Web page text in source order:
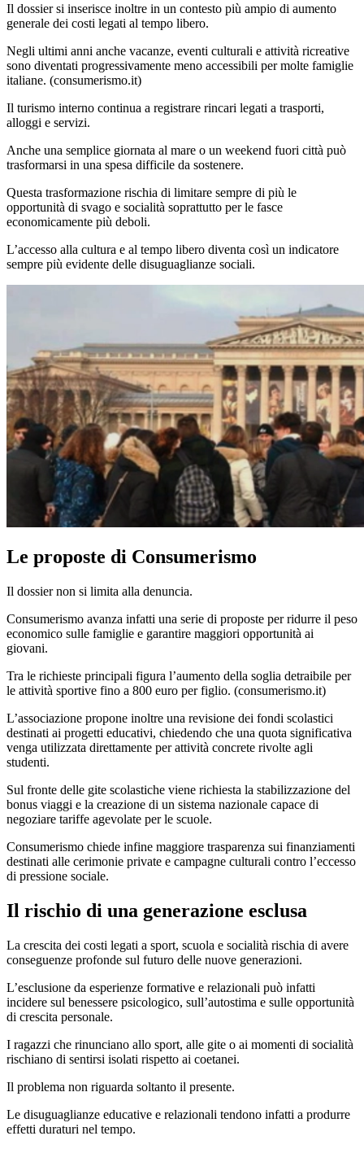
Il dossier si inserisce inoltre in un contesto più ampio di aumento
generale dei costi legati al tempo libero.
Negli ultimi anni anche vacanze, eventi culturali e attività ricreative
sono diventati progressivamente meno accessibili per molte famiglie
italiane. (consumerismo.it)
Il turismo interno continua a registrare rincari legati a trasporti,
alloggi e servizi.
Anche una semplice giornata al mare o un weekend fuori città può
trasformarsi in una spesa difficile da sostenere.
Questa trasformazione rischia di limitare sempre di più le
opportunità di svago e socialità soprattutto per le fasce
economicamente più deboli.
L’accesso alla cultura e al tempo libero diventa così un indicatore
sempre più evidente delle disuguaglianze sociali.
Le proposte di Consumerismo
Il dossier non si limita alla denuncia.
Consumerismo avanza infatti una serie di proposte per ridurre il peso
economico sulle famiglie e garantire maggiori opportunità ai
giovani.
Tra le richieste principali figura l’aumento della soglia detraibile per
le attività sportive fino a 800 euro per figlio. (consumerismo.it)
L’associazione propone inoltre una revisione dei fondi scolastici
destinati ai progetti educativi, chiedendo che una quota significativa
venga utilizzata direttamente per attività concrete rivolte agli
studenti.
Sul fronte delle gite scolastiche viene richiesta la stabilizzazione del
bonus viaggi e la creazione di un sistema nazionale capace di
negoziare tariffe agevolate per le scuole.
Consumerismo chiede infine maggiore trasparenza sui finanziamenti
destinati alle cerimonie private e campagne culturali contro l’eccesso
di pressione sociale.
Il rischio di una generazione esclusa
La crescita dei costi legati a sport, scuola e socialità rischia di avere
conseguenze profonde sul futuro delle nuove generazioni.
L’esclusione da esperienze formative e relazionali può infatti
incidere sul benessere psicologico, sull’autostima e sulle opportunità
di crescita personale.
I ragazzi che rinunciano allo sport, alle gite o ai momenti di socialità
rischiano di sentirsi isolati rispetto ai coetanei.
Il problema non riguarda soltanto il presente.
Le disuguaglianze educative e relazionali tendono infatti a produrre
effetti duraturi nel tempo.